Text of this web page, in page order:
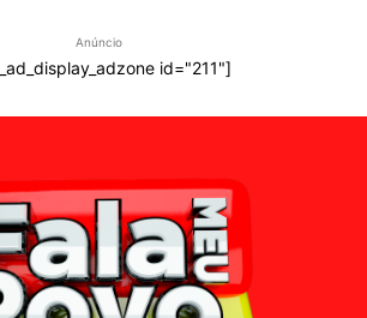
Anúncio
id="211"]